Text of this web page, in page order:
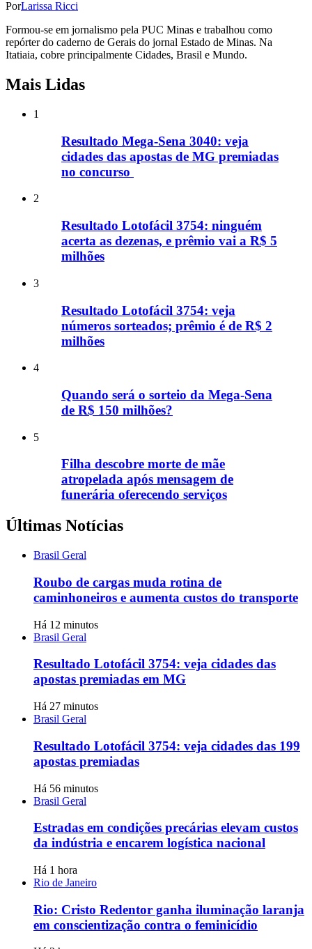
PorLarissa Ricci
Formou-se em jornalismo pela PUC Minas e trabalhou como
repórter do caderno de Gerais do jornal Estado de Minas. Na
Itatiaia, cobre principalmente Cidades, Brasil e Mundo.
Mais Lidas
1
Resultado Mega-Sena 3040: veja
cidades das apostas de MG premiadas
no concurso
2
Resultado Lotofácil 3754: ninguém
acerta as dezenas, e prêmio vai a R$ 5
milhões
3
Resultado Lotofácil 3754: veja
números sorteados; prêmio é de R$ 2
milhões
4
Quando será o sorteio da Mega-Sena
de R$ 150 milhões?
5
Filha descobre morte de mãe
atropelada após mensagem de
funerária oferecendo serviços
Últimas Notícias
Brasil Geral
Roubo de cargas muda rotina de
caminhoneiros e aumenta custos do transporte
Há 12 minutos
Brasil Geral
Resultado Lotofácil 3754: veja cidades das
apostas premiadas em MG
Há 27 minutos
Brasil Geral
Resultado Lotofácil 3754: veja cidades das 199
apostas premiadas
Há 56 minutos
Brasil Geral
Estradas em condições precárias elevam custos
da indústria e encarem logística nacional
Há 1 hora
Rio de Janeiro
Rio: Cristo Redentor ganha iluminação laranja
em conscientização contra o feminicídio